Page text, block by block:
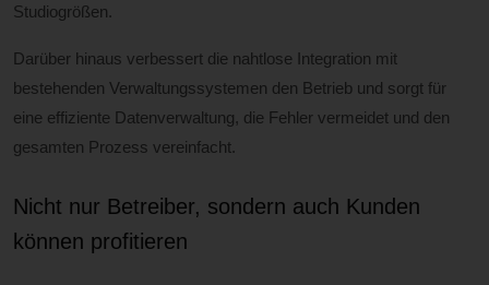
Studiogrößen.
Darüber hinaus verbessert die nahtlose Integration mit
bestehenden Verwaltungssystemen den Betrieb und sorgt für
eine effiziente Datenverwaltung, die Fehler vermeidet und den
gesamten Prozess vereinfacht.
Nicht nur Betreiber, sondern auch Kunden
können profitieren